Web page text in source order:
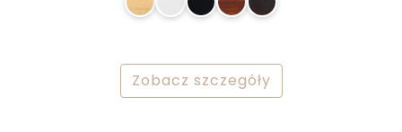
Zobacz szczegóły